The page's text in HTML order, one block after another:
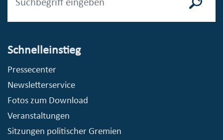
Schnelleinstieg
Pressecenter
Newsletterservice
Fotos zum Download
Veranstaltungen
Sitzungen politischer Gremien